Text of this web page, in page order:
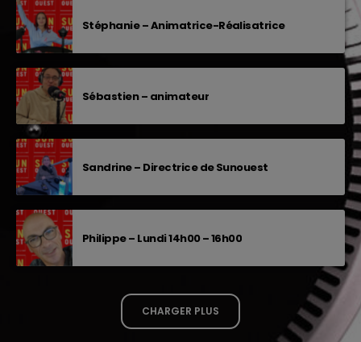
Stéphanie – Animatrice-Réalisatrice
Sébastien – animateur
Sandrine – Directrice de Sunouest
Philippe – Lundi 14h00 – 16h00
CHARGER PLUS